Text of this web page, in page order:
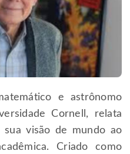
e astrônomo
Cornell, relata
sua visão de mundo ao
Criado como